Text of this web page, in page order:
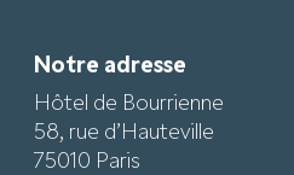
Notre adresse
Hôtel de Bourrienne
58, rue d’Hauteville
75010 Paris